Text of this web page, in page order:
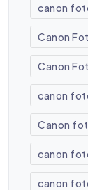
canon
Canon
Canon
canon
Canon
canon
canon